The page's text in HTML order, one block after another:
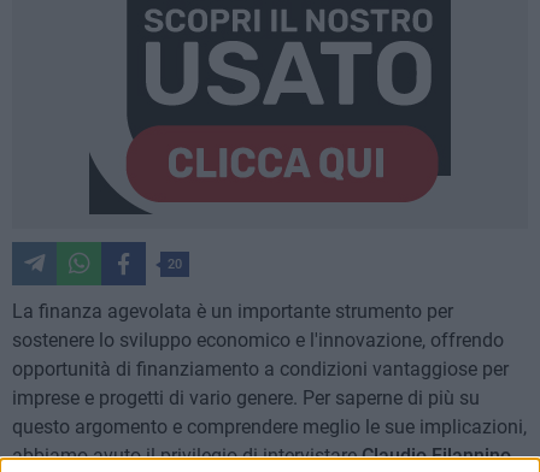
20
La finanza agevolata è un importante strumento per
sostenere lo sviluppo economico e l'innovazione, offrendo
opportunità di finanziamento a condizioni vantaggiose per
imprese e progetti di vario genere. Per saperne di più su
questo argomento e comprendere meglio le sue implicazioni,
abbiamo avuto il privilegio di intervistareClaudio Filannino,